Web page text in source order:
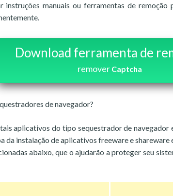
instruções manuais ou ferramentas de
Download ferramenta de
remover Captcha
de navegador?
aplicativos do tipo sequestrador de navegador
da instalação de aplicativos freeware e
abaixo, que o ajudarão a proteger seu